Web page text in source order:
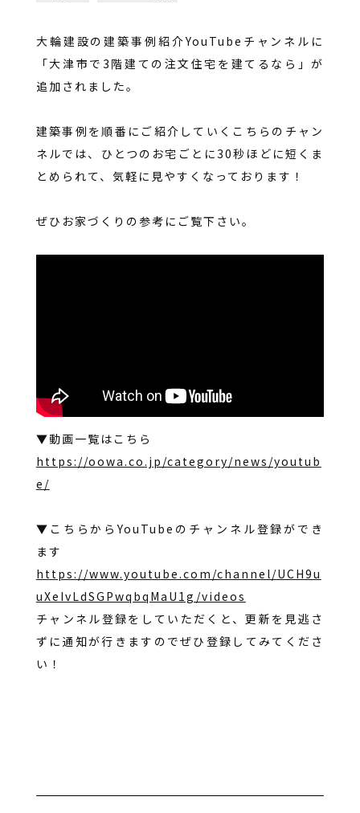
大輪建設の建築事例紹介YouTubeチャンネルに
「大津市で3階建ての注文住宅を建てるなら」が
追加されました。
建築事例を順番にご紹介していくこちらのチャン
ネルでは、ひとつのお宅ごとに30秒ほどに短くま
とめられて、気軽に見やすくなっております！
ぜひお家づくりの参考にご覧下さい。
▼動画一覧はこちら
https://oowa.co.jp/category/news/youtub
e/
▼こちらからYouTubeのチャンネル登録ができ
ます
https://www.youtube.com/channel/UCH9u
uXeIvLdSGPwqbqMaU1g/videos
チャンネル登録をしていただくと、更新を見逃さ
ずに通知が行きますのでぜひ登録してみてくださ
い！